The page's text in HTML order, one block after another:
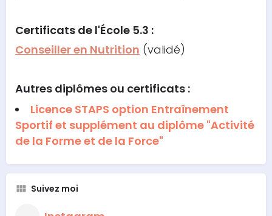
Certificats de l'École 5.3 :
Conseiller en Nutrition (validé)
Autres diplômes ou certificats :
Licence STAPS option Entraînement
Sportif et supplément au diplôme "Activité
de la Forme et de la Force"
Suivez moi